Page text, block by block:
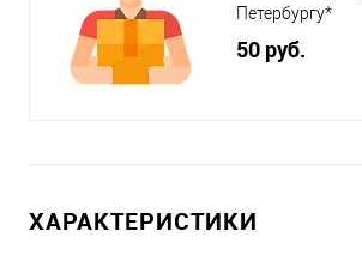
Петербургу*
50 руб.
ХАРАКТЕРИСТИКИ